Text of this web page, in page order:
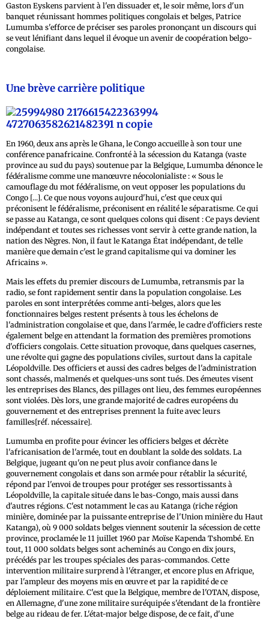
Gaston Eyskens parvient à l'en dissuader et, le soir même, lors d'un
banquet réunissant hommes politiques congolais et belges, Patrice
Lumumba s'efforce de préciser ses paroles prononçant un discours qui
se veut lénifiant dans lequel il évoque un avenir de coopération belgo-
congolaise.
Une brève carrière politique
En 1960, deux ans après le Ghana, le Congo accueille à son tour une
conférence panafricaine. Confronté à la sécession du Katanga (vaste
province au sud du pays) soutenue par la Belgique, Lumumba dénonce le
fédéralisme comme une manœuvre néocolonialiste : « Sous le
camouflage du mot fédéralisme, on veut opposer les populations du
Congo [...]. Ce que nous voyons aujourd'hui, c'est que ceux qui
préconisent le fédéralisme, préconisent en réalité le séparatisme. Ce qui
se passe au Katanga, ce sont quelques colons qui disent : Ce pays devient
indépendant et toutes ses richesses vont servir à cette grande nation, la
nation des Nègres. Non, il faut le Katanga État indépendant, de telle
manière que demain c'est le grand capitalisme qui va dominer les
Africains ».
Mais les effets du premier discours de Lumumba, retransmis par la
radio, se font rapidement sentir dans la population congolaise. Les
paroles en sont interprétées comme anti-belges, alors que les
fonctionnaires belges restent présents à tous les échelons de
l'administration congolaise et que, dans l'armée, le cadre d'officiers reste
également belge en attendant la formation des premières promotions
d'officiers congolais. Cette situation provoque, dans quelques casernes,
une révolte qui gagne des populations civiles, surtout dans la capitale
Léopoldville. Des officiers et aussi des cadres belges de l'administration
sont chassés, malmenés et quelques-uns sont tués. Des émeutes visent
les entreprises des Blancs, des pillages ont lieu, des femmes européennes
sont violées. Dès lors, une grande majorité de cadres européens du
gouvernement et des entreprises prennent la fuite avec leurs
familles[réf. nécessaire].
Lumumba en profite pour évincer les officiers belges et décrète
l'africanisation de l'armée, tout en doublant la solde des soldats. La
Belgique, jugeant qu'on ne peut plus avoir confiance dans le
gouvernement congolais et dans son armée pour rétablir la sécurité,
répond par l'envoi de troupes pour protéger ses ressortissants à
Léopoldville, la capitale située dans le bas-Congo, mais aussi dans
d'autres régions. C'est notamment le cas au Katanga (riche région
minière, dominée par la puissante entreprise de l'Union minière du Haut
Katanga), où 9 000 soldats belges viennent soutenir la sécession de cette
province, proclamée le 11 juillet 1960 par Moïse Kapenda Tshombé. En
tout, 11 000 soldats belges sont acheminés au Congo en dix jours,
précédés par les troupes spéciales des paras-commandos. Cette
intervention militaire surprend à l'étranger, et encore plus en Afrique,
par l'ampleur des moyens mis en œuvre et par la rapidité de ce
déploiement militaire. C'est que la Belgique, membre de l'OTAN, dispose,
en Allemagne, d'une zone militaire suréquipée s'étendant de la frontière
belge au rideau de fer. L'état-major belge dispose, de ce fait, d'une